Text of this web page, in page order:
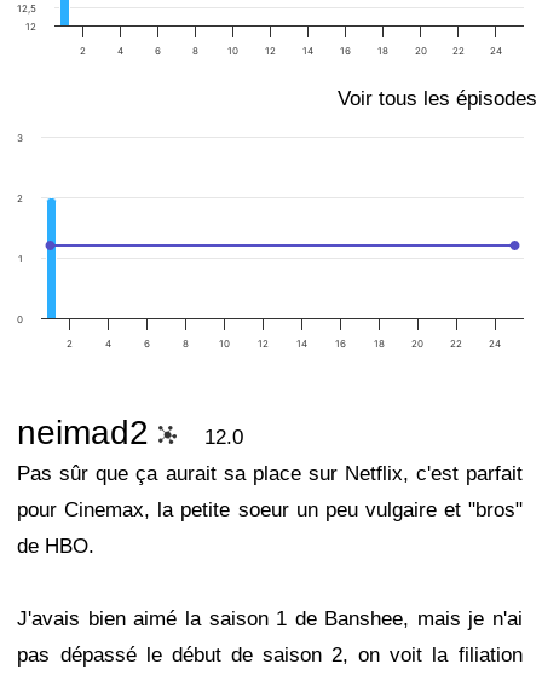
2 4 6 8 10 12 14 16 18 20 22 24
12
12,5
Voir tous les épisodes
2 4 6 8 10 12 14 16 18 20 22 24
0
1
2
3
neimad2
12.0
Pas sûr que ça aurait sa place sur Netflix, c'est parfait
pour Cinemax, la petite soeur un peu vulgaire et "bros"
de HBO.
J'avais bien aimé la saison 1 de Banshee, mais je n'ai
pas dépassé le début de saison 2, on voit la filiation